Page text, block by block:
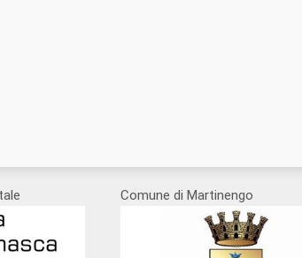
Comune di Martinengo